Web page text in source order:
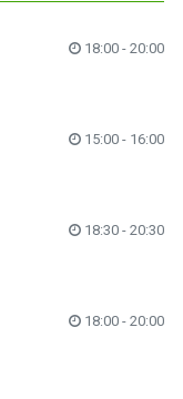
18:00 - 20:00
15:00 - 16:00
18:30 - 20:30
18:00 - 20:00